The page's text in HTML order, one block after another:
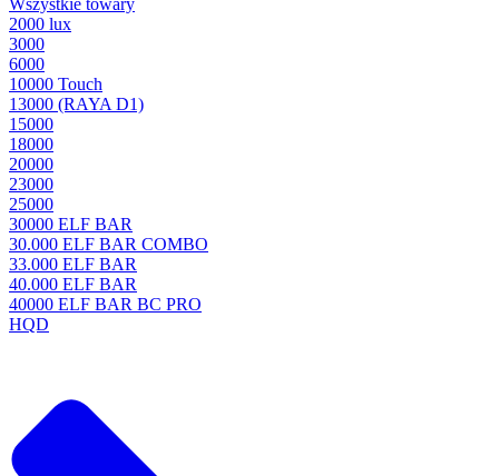
Wszystkie towary
2000 lux
3000
6000
10000 Touch
13000 (RAYA D1)
15000
18000
20000
23000
25000
30000 ELF BAR
30.000 ELF BAR COMBO
33.000 ELF BAR
40.000 ELF BAR
40000 ELF BAR BC PRO
HQD